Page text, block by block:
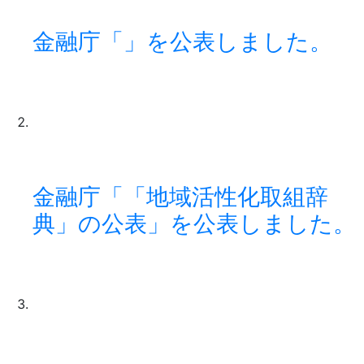
金融庁「」を公表しました。
金融庁「「地域活性化取組辞
典」の公表」を公表しました。